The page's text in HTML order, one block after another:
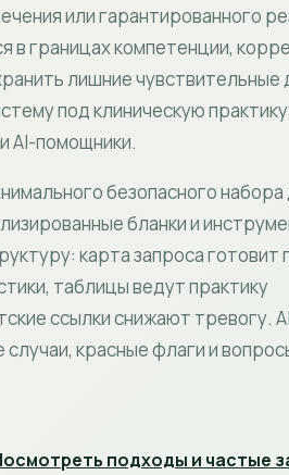
или гарантированного
в границах компетенции,
лишние чувствительные
под клиническую
AI-помощники.
безопасного
бланки и
карта запроса готовит
таблицы ведут практику
ссылки снижают тревогу.
красные флаги и
подходы и частые